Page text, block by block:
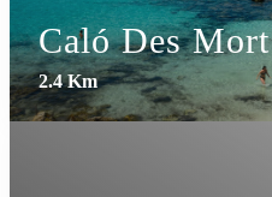
Caló Des Mort
2.4 Km